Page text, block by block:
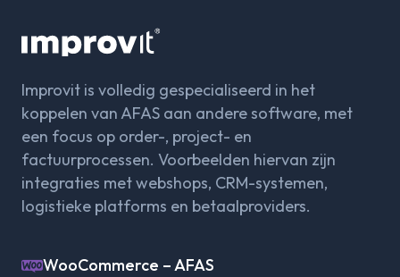
Improvit is volledig gespecialiseerd in het
koppelen van AFAS aan andere software, met
een focus op order-, project- en
factuurprocessen. Voorbeelden hiervan zijn
integraties met webshops, CRM-systemen,
logistieke platforms en betaalproviders.
WooCommerce – AFAS